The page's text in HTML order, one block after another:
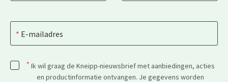
E-mailadres
* Ik wil graag de Kneipp-nieuwsbrief met aanbiedingen, acties
en productinformatie ontvangen. Je gegevens worden